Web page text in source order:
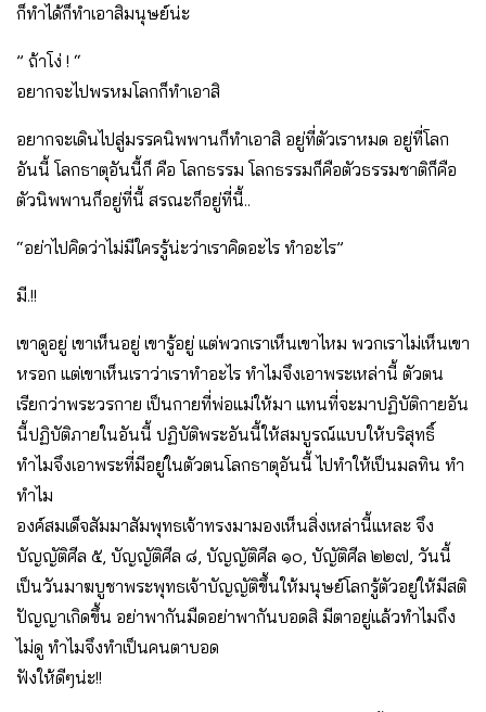
ก็ทำได้ก็ทำเอาสิมนุษย์น่ะ
” ถ้าโง่ ! “
อยากจะไปพรหมโลกก็ทำเอาสิ
อยากจะเดินไปสู่มรรคนิพพานก็ทำเอาสิ อยู่ที่ตัวเราหมด อยู่ที่โลก
อันนี้ โลกธาตุอันนี้ก็ คือ โลกธรรม โลกธรรมก็คือตัวธรรมชาติก็คือ
ตัวนิพพานก็อยู่ที่นี้ สรณะก็อยู่ที่นี้..
“อย่าไปคิดว่าไม่มีใครรู้น่ะว่าเราคิดอะไร ทำอะไร”
มี.!!
เขาดูอยู่ เขาเห็นอยู่ เขารู้อยู่ แต่พวกเราเห็นเขาไหม พวกเราไม่เห็นเขา
หรอก แต่เขาเห็นเราว่าเราทำอะไร ทำไมจึงเอาพระเหล่านี้ ตัวตน
เรียกว่าพระวรกาย เป็นกายที่พ่อแม่ให้มา แทนที่จะมาปฏิบัติกายอัน
นี้ปฏิบัติภายในอันนี้ ปฏิบัติพระอันนี้ให้สมบูรณ์แบบให้บริสุทธิ์
ทำไมจึงเอาพระที่มีอยู่ในตัวตนโลกธาตุอันนี้ ไปทำให้เป็นมลทิน ทำ
ทำไม
องค์สมเด็จสัมมาสัมพุทธเจ้าทรงมามองเห็นสิ่งเหล่านี้แหละ จึง
บัญญัติศีล ๕, บัญญัติศีล ๘, บัญญัติศีล ๑๐, บัญัติศีล ๒๒๗, วันนี้
เป็นวันมาฆบูชาพระพุทธเจ้าบัญญัติขึ้นให้มนุษย์โลกรู้ตัวอยู่ให้มีสติ
ปัญญาเกิดขึ้น อย่าพากันมืดอย่าพากันบอดสิ มีตาอยู่แล้วทำไมถึง
ไม่ดู ทำไมจึงทำเป็นคนตาบอด
ฟังให้ดีๆน่ะ!!